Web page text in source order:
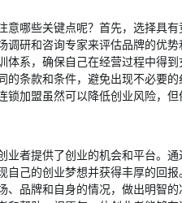
意哪些关键点呢？首先，选择具
研和咨询专家来评估品牌的优势
体系，确保自己在经营过程中得
的条款和条件，避免出现不必要
锁加盟虽然可以降低创业风险，
业者提供了创业的机会和平台。
自己的创业梦想并获得丰厚的回
、品牌和自身的情况，做出明智